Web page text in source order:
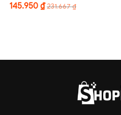
145.950 ₫231.667₫